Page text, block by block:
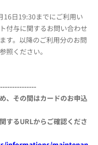
日19:30までにご利用い
付与に関するお問い合わせ
す。以降のご利用分のお問
照ください。
、その間はカードのお申込
するURLからご確認くださ